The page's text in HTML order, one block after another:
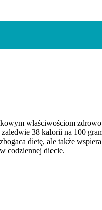
właściwościom
38 kalorii na 100
dietę, ale także
codziennej diecie.